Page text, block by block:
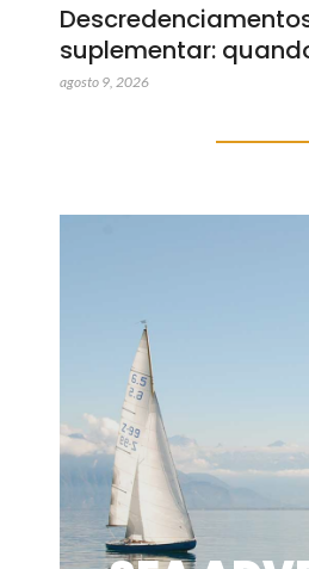
suplementar:
agosto 9, 2026